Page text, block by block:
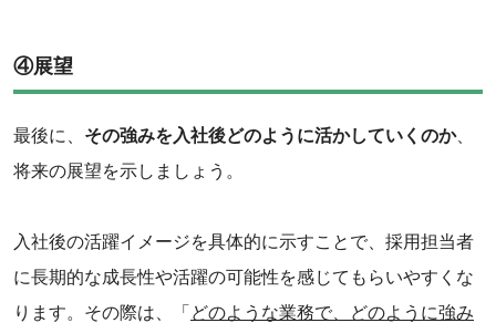
④展望
最後に、 その強みを入社後どのように活かしていくのか、
将来の展望を示しましょう。
入社後の活躍イメージを具体的に示すことで、採用担当者
に長期的な成長性や活躍の可能性を感じてもらいやすくな
ります。その際は、「 どのような業務で、どのように強み